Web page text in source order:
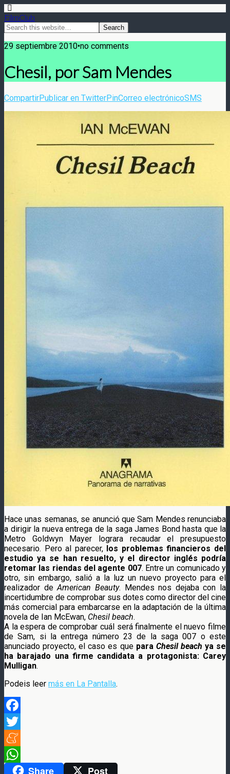
FilmClub
29 septiembre 2010•no comments
Chesil, por Sam Mendes
CompartirPublicar en TwitterPinCorreo electrónicoSMS
Hace unas semanas, se anunció que Sam Mendes renunciaba
a dirigir la nueva entrega de la saga James Bond hasta que la
Metro Goldwyn Mayer lograra recaudar el presupuesto
necesario. Pero al parecer, los problemas financieros del
estudio ya se han resuelto, y el director inglés podría
retomar las riendas del agente 007. Entre un comunicado y
otro, sin embargo, salió a la luz un nuevo proyecto para el
realizador deAmerican Beauty. Mendes nos dejaba con la
incertidumbre de comprobar sus dotes como director del cine
más comercial para embarcarse en la adaptación de la última
novela de Ian McEwan, Chesil beach.
A la espera de comprobar cuál será finalmente el nuevo filme
de Sam, si la entrega número 23 de la saga 007 o este
anunciado proyecto, el caso es que para Chesil beach ya se
ha barajado una firme candidata a protagonista: Carey
Mulligan.
Podeis leer más en La Pantalla.
Facebook
Twitter
Meneame
WhatsAppShare Post